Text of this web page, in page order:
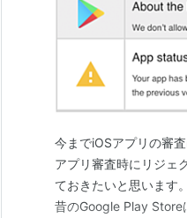
今までiOSアプリの審
アプリ審査時にリジェ
ておきたいと思います
昔のGoogle Play Store